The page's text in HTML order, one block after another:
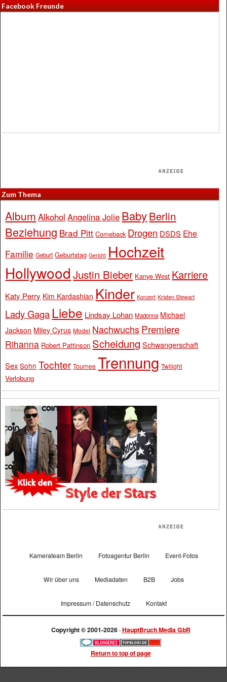
Facebook Freunde
Zum Thema
Album Alkohol Angelina Jolie BabyBerlin
Beziehung Brad Pitt Comeback Drogen DSDS Ehe
Familie Geburt Geburtstag Gericht Hochzeit
Hollywood Justin Bieber Kanye West Karriere
Katy Perry Kim Kardashian Kinder Konzert Kristen Stewart
Lady Gaga Liebe Lindsay Lohan Madonna Michael
Jackson Miley Cyrus Model Nachwuchs Premiere
Rihanna Robert Pattinson Scheidung Schwangerschaft
Sex Sohn Tochter Tournee Trennung Twilight
Verlobung
Kamerateam Berlin Fotoagentur Berlin Event-Fotos
Wir über uns Mediadaten B2B Jobs
Impressum / Datenschutz Kontakt
Copyright © 2001-2026 ·HauptBruch Media GbR
Return to top of page